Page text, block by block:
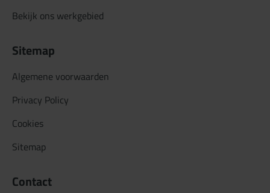
Bekijk ons werkgebied
Sitemap
Algemene voorwaarden
Privacy Policy
Cookies
Sitemap
Contact